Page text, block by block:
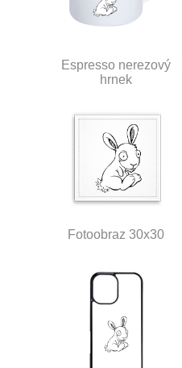
Espresso nerezový
hrnek
Fotoobraz 30x30